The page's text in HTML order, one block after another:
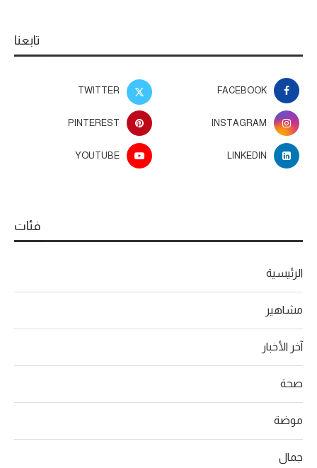
تابعنا
FACEBOOK
TWITTER
INSTAGRAM
PINTEREST
LINKEDIN
YOUTUBE
فئات
الرئيسية
مشاهير
آخر الأخبار
صحة
موضة
جمال